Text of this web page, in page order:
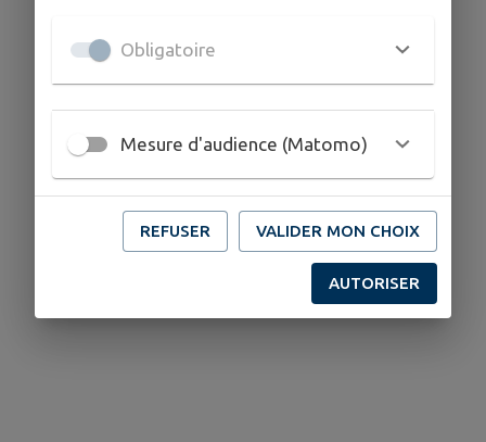
Obligatoire
Mesure d'audience (Matomo)
REFUSER VALIDER MON CHOIX
AUTORISER